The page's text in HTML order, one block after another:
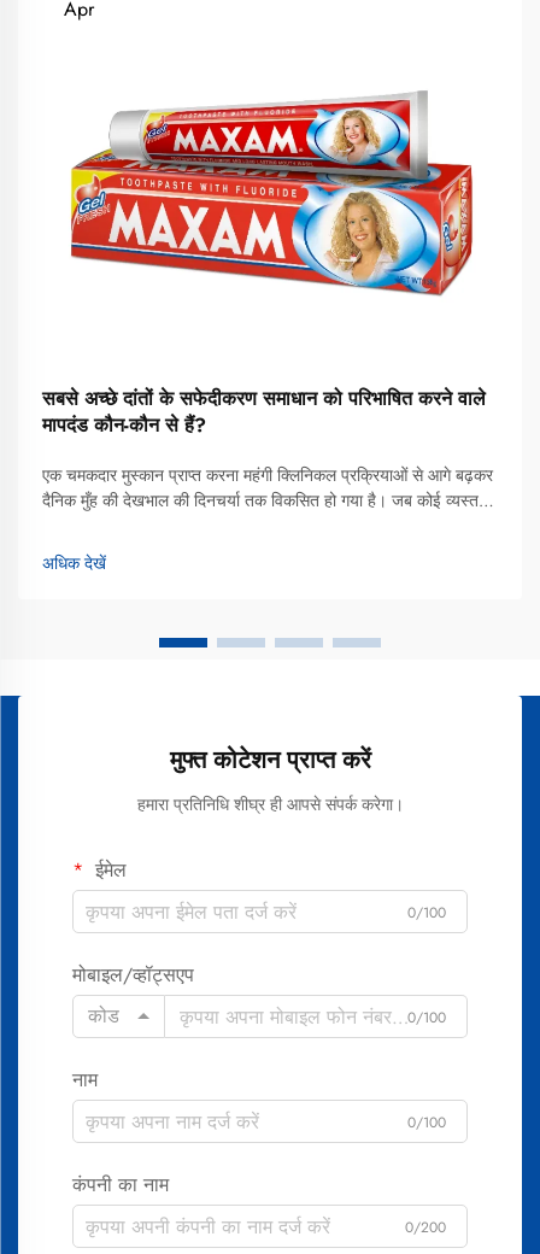
Apr
सबसे अच्छे दांतों के सफेदीकरण समाधान को परिभाषित करने वाले
मापदंड कौन-कौन से हैं?
एक चमकदार मुस्कान प्राप्त करना महंगी क्लिनिकल प्रक्रियाओं से आगे बढ़कर
दैनिक मुँह की देखभाल की दिनचर्या तक विकसित हो गया है। जब कोई व्यस्त
करता है, तो अधिकांश उपभोक्ता अब उन्नत सफेदीकरण टूथपेस्ट की ओर मुड़
रहे हैं...
अधिक देखें
मुफ्त कोटेशन प्राप्त करें
हमारा प्रतिनिधि शीघ्र ही आपसे संपर्क करेगा।
ईमेल
0/100
मोबाइल/व्हॉट्सएप
कोड
0/100
नाम
0/100
कंपनी का नाम
0/200